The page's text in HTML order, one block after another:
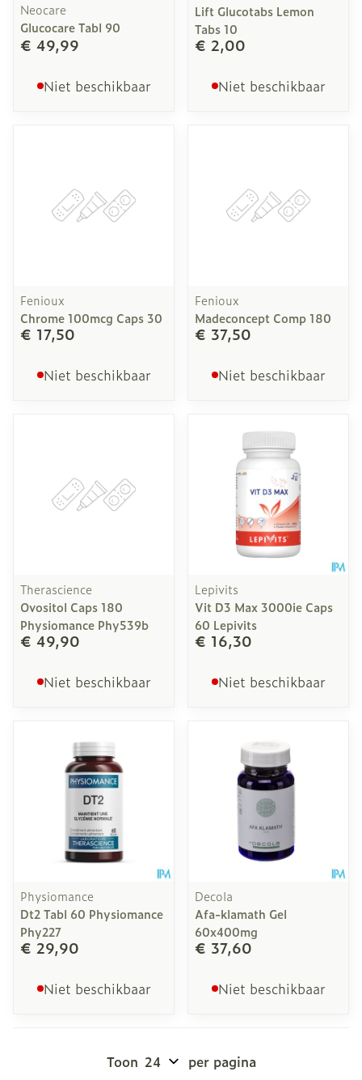
Neocare
Glucocare Tabl 90
€ 49,99
Niet beschikbaar
Lift Glucotabs Lemon
Tabs 10
€ 2,00
Niet beschikbaar
Fenioux
Chrome 100mcg Caps 30
€ 17,50
Niet beschikbaar
Fenioux
Madeconcept Comp 180
€ 37,50
Niet beschikbaar
Therascience
Ovositol Caps 180
Physiomance Phy539b
€ 49,90
Niet beschikbaar
Lepivits
Vit D3 Max 3000ie Caps
60 Lepivits
€ 16,30
Niet beschikbaar
Physiomance
Dt2 Tabl 60 Physiomance
Phy227
€ 29,90
Niet beschikbaar
Decola
Afa-klamath Gel
60x400mg
€ 37,60
Niet beschikbaar
Toon per pagina